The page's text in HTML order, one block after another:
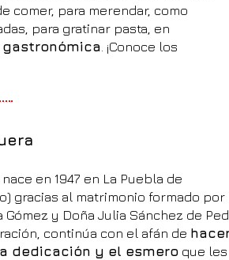
comer, para merendar, como
para gratinar pasta, en
. ¡Conoce los
en 1947 en La Puebla de
gracias al matrimonio formado por
Gómez y Doña Julia Sánchez de
continúa con el afán de
dedicación y el esmero que les